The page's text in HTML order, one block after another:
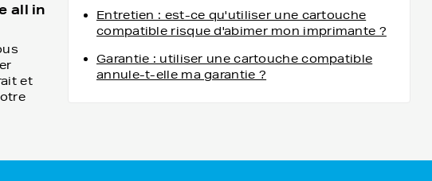
all in
et
Entretien : est-ce qu'utiliser une cartouche
compatible risque d'abimer mon imprimante ?
Garantie : utiliser une cartouche compatible
annule-t-elle ma garantie ?